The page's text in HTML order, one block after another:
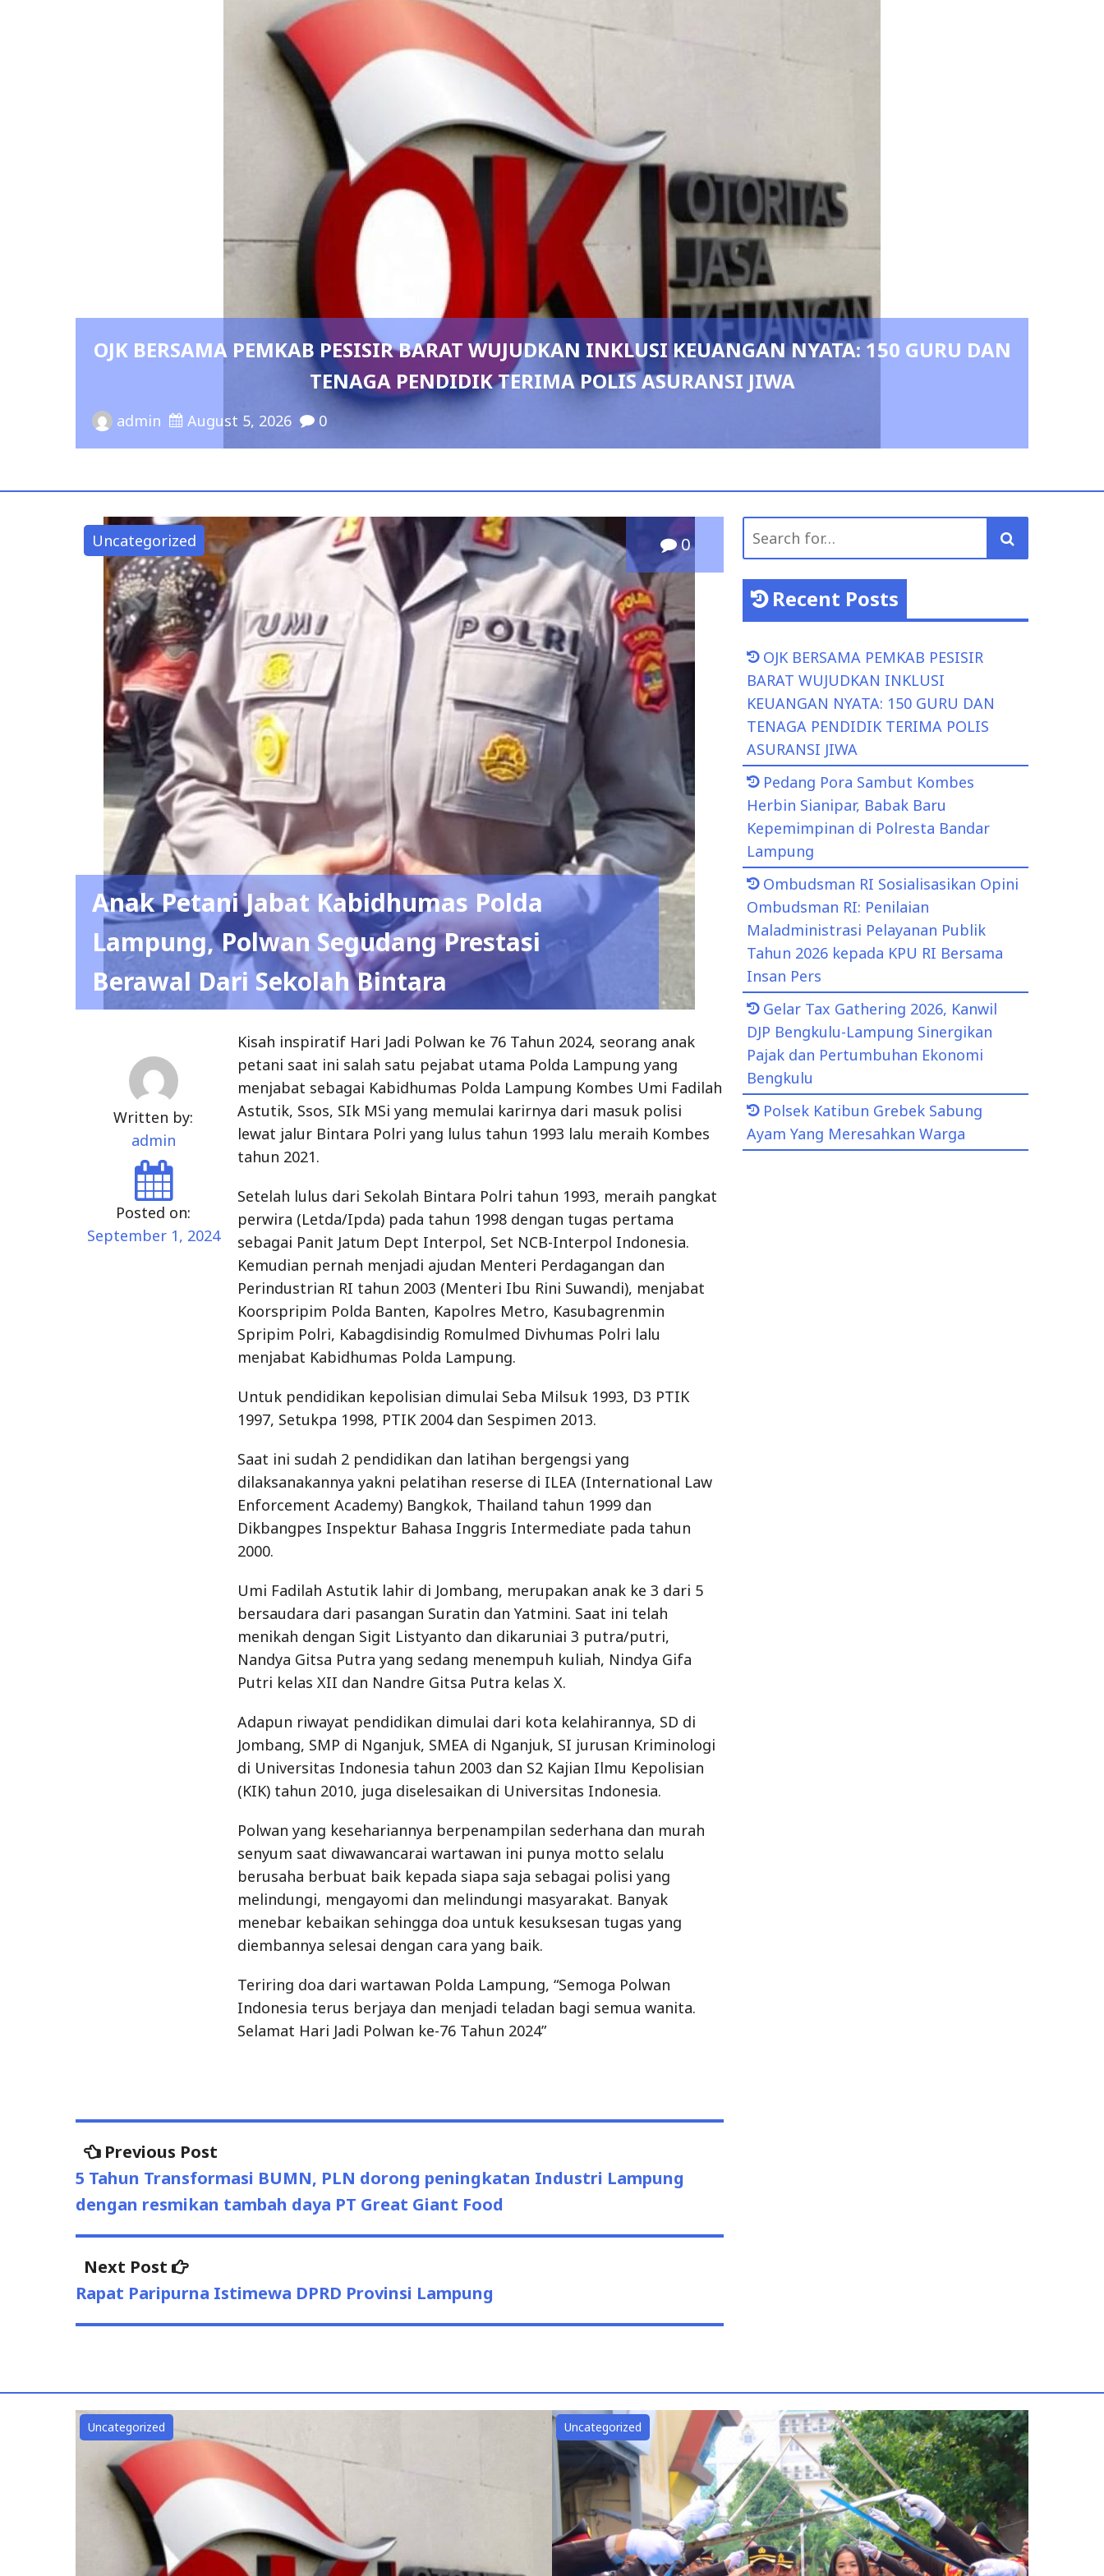
INKLUSI KEUANGAN NYATA: 150 GURU DAN
Pedang Pora Sambut Kombes Herbin Sianipar, Babak
Uncategorized 0
Anak Petani Jabat Kabidhumas Polda
Lampung, Polwan Segudang Prestasi
Berawal Dari Sekolah Bintara
Written by:
admin
Posted on:
September 1, 2024
Kisah inspiratif Hari Jadi Polwan ke 76 Tahun 2024, seorang anak
petani saat ini salah satu pejabat utama Polda Lampung yang
menjabat sebagai Kabidhumas Polda Lampung Kombes Umi Fadilah
Astutik, Ssos, SIk MSi yang memulai karirnya dari masuk polisi
lewat jalur Bintara Polri yang lulus tahun 1993 lalu meraih Kombes
tahun 2021.
Setelah lulus dari Sekolah Bintara Polri tahun 1993, meraih pangkat
perwira (Letda/Ipda) pada tahun 1998 dengan tugas pertama
sebagai Panit Jatum Dept Interpol, Set NCB-Interpol Indonesia.
Kemudian pernah menjadi ajudan Menteri Perdagangan dan
Perindustrian RI tahun 2003 (Menteri Ibu Rini Suwandi), menjabat
Koorspripim Polda Banten, Kapolres Metro, Kasubagrenmin
Spripim Polri, Kabagdisindig Romulmed Divhumas Polri lalu
menjabat Kabidhumas Polda Lampung.
Untuk pendidikan kepolisian dimulai Seba Milsuk 1993, D3 PTIK
1997, Setukpa 1998, PTIK 2004 dan Sespimen 2013.
Saat ini sudah 2 pendidikan dan latihan bergengsi yang
dilaksanakannya yakni pelatihan reserse di ILEA (International Law
Enforcement Academy) Bangkok, Thailand tahun 1999 dan
Dikbangpes Inspektur Bahasa Inggris Intermediate pada tahun
2000.
Umi Fadilah Astutik lahir di Jombang, merupakan anak ke 3 dari 5
bersaudara dari pasangan Suratin dan Yatmini. Saat ini telah
menikah dengan Sigit Listyanto dan dikaruniai 3 putra/putri,
Nandya Gitsa Putra yang sedang menempuh kuliah, Nindya Gifa
Putri kelas XII dan Nandre Gitsa Putra kelas X.
Adapun riwayat pendidikan dimulai dari kota kelahirannya, SD di
Jombang, SMP di Nganjuk, SMEA di Nganjuk, SI jurusan Kriminologi
di Universitas Indonesia tahun 2003 dan S2 Kajian Ilmu Kepolisian
(KIK) tahun 2010, juga diselesaikan di Universitas Indonesia.
Polwan yang kesehariannya berpenampilan sederhana dan murah
senyum saat diwawancarai wartawan ini punya motto selalu
berusaha berbuat baik kepada siapa saja sebagai polisi yang
melindungi, mengayomi dan melindungi masyarakat. Banyak
menebar kebaikan sehingga doa untuk kesuksesan tugas yang
diembannya selesai dengan cara yang baik.
Teriring doa dari wartawan Polda Lampung, “Semoga Polwan
Indonesia terus berjaya dan menjadi teladan bagi semua wanita.
Selamat Hari Jadi Polwan ke-76 Tahun 2024”
Post
navigation
Previous Post
post:
5 Tahun Transformasi BUMN, PLN dorong peningkatan Industri Lampung
dengan resmikan tambah daya PT Great Giant Food
Next Post
Next
post:
Rapat Paripurna Istimewa DPRD Provinsi Lampung
Search
Recent Posts
OJK BERSAMA PEMKAB PESISIR
BARAT WUJUDKAN INKLUSI
KEUANGAN NYATA: 150 GURU DAN
TENAGA PENDIDIK TERIMA POLIS
ASURANSI JIWA
Pedang Pora Sambut Kombes
Herbin Sianipar, Babak Baru
Kepemimpinan di Polresta Bandar
Lampung
Ombudsman RI Sosialisasikan Opini
Ombudsman RI: Penilaian
Maladministrasi Pelayanan Publik
Tahun 2026 kepada KPU RI Bersama
Insan Pers
Gelar Tax Gathering 2026, Kanwil
DJP Bengkulu-Lampung Sinergikan
Pajak dan Pertumbuhan Ekonomi
Bengkulu
Polsek Katibun Grebek Sabung
Ayam Yang Meresahkan Warga
Uncategorized Uncategorized